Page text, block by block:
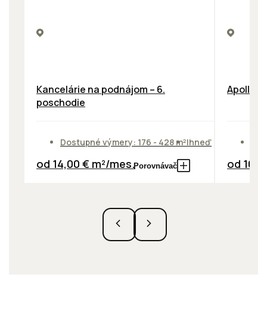
Kancelárie na podnájom – 6.
poschodie
Dostupné výmery: 176 - 428 m²Ihneď
od 14,00 € m²/mes.Porovnávač
Apollo
od